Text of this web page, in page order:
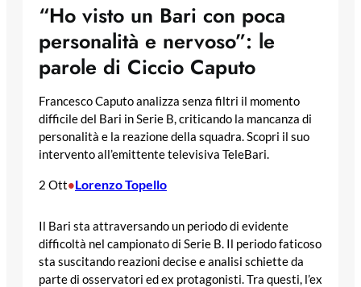
“Ho visto un Bari con poca
personalità e nervoso”: le
parole di Ciccio Caputo
Francesco Caputo analizza senza filtri il momento
difficile del Bari in Serie B, criticando la mancanza di
personalità e la reazione della squadra. Scopri il suo
intervento all’emittente televisiva TeleBari.
2 Ott•Lorenzo Topello
Il Bari sta attraversando un periodo di evidente
difficoltà nel campionato di Serie B. Il periodo faticoso
sta suscitando reazioni decise e analisi schiette da
parte di osservatori ed ex protagonisti. Tra questi, l’ex